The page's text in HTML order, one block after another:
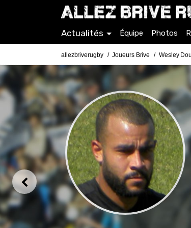
Actualités Équipe Photos
allezbriverugby Joueurs Brive Wesley